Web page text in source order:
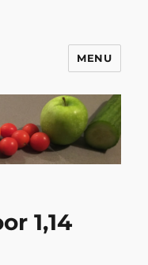
MENU
1,14